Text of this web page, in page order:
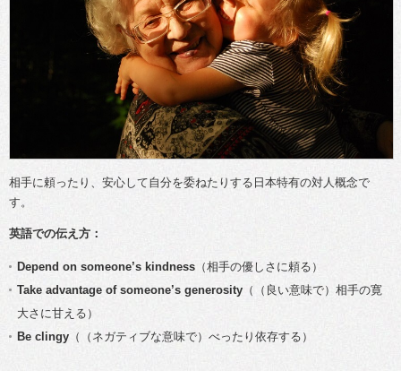
相手に頼ったり、安心して自分を委ねたりする日本特有の対人概念で
す。
英語での伝え方：
Depend on someone’s kindness （相手の優しさに頼る）
Take advantage of someone’s generosity （（良い意味で）相手の寛
大さに甘える）
Be clingy （（ネガティブな意味で）べったり依存する）